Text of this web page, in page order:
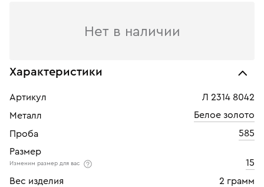
Нет в наличии
Характеристики
Артикул
Л 2314 8042
Металл
Белое золото
Проба
585
Размер
Изменим размер для вас
15
Вес изделия
2 грамм